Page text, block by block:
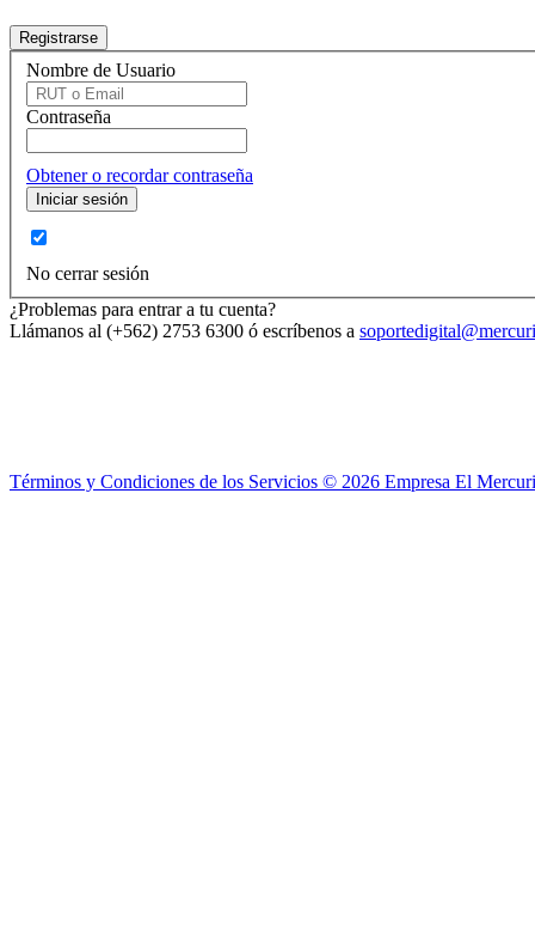
Nombre de Usuario
Contraseña
Obtener o recordar contraseña
No cerrar sesión
¿Problemas para entrar a tu cuenta?
Llámanos al (+562) 2753 6300 ó escríbenos a
Términos y Condiciones de los Servicios © 2026 Empresa El